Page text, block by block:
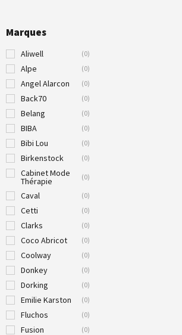
Marques
Aliwell (0)
Alpe (0)
Angel Alarcon (0)
Back70 (0)
Belang (0)
BIBA (0)
Bibi Lou (0)
Birkenstock (0)
Cabinet Mode
Thérapie (0)
Caval (0)
Cetti (0)
Clarks (0)
Coco Abricot (0)
Coolway (0)
Donkey (0)
Dorking (0)
Emilie Karston (0)
Fluchos (0)
Fusion (0)